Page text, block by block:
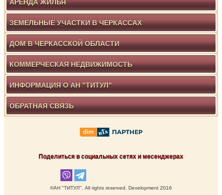
АРЕНДА ЖИЛЬЯ
ЗЕМЕЛЬНЫЕ УЧАСТКИ В ЧЕРКАССАХ
ДОМ В ЧЕРКАССКОЙ ОБЛАСТИ
КОММЕРЧЕСКАЯ НЕДВИЖИМОСТЬ
ИНФОРМАЦИЯ О АН "ТИТУЛ"
ОБРАТНАЯ СВЯЗЬ
Поделиться в социальных сетях и месенджерах
©АН "ТИТУЛ". Аll rights reserved. Development 2016